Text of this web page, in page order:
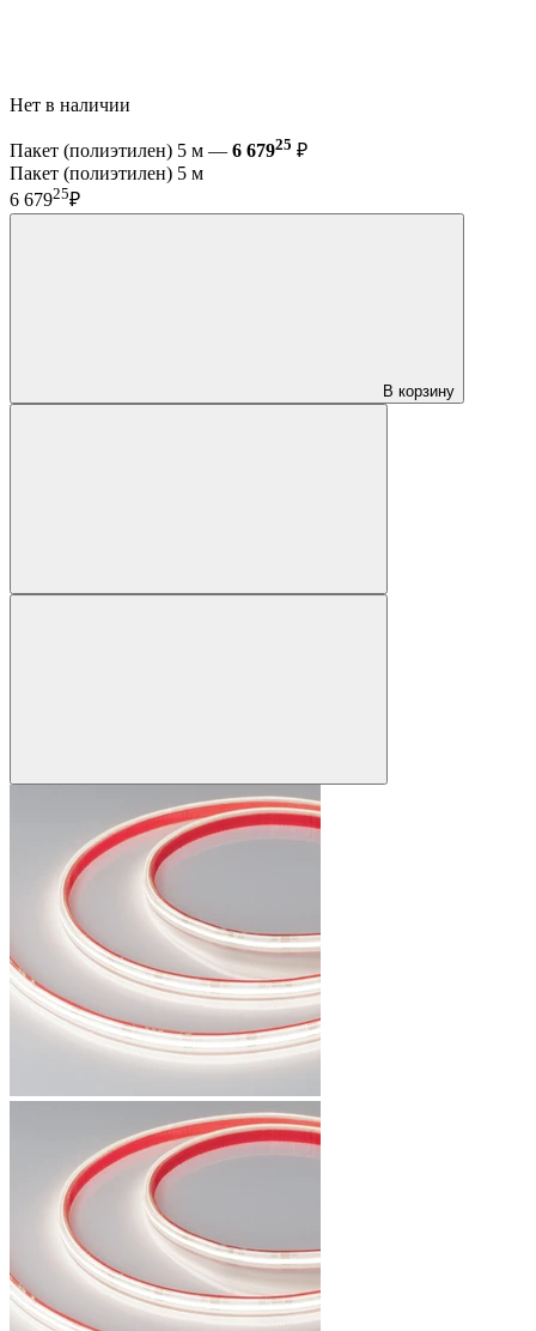
Нет в наличии
Пакет (полиэтилен) 5 м — 6 67925 ₽
Пакет (полиэтилен) 5 м
6 67925₽
В корзину